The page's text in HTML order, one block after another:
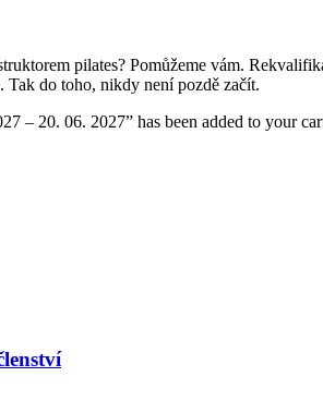
pilates? Pomůžeme vám.
Tak do toho, nikdy není pozdě začít.
– 20. 06. 2027” has been added to your